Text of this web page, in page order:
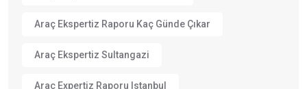
Araç Ekspertiz Raporu Kaç Günde Çıkar
Araç Ekspertiz Sultangazi
Araç Expertiz Raporu Istanbul